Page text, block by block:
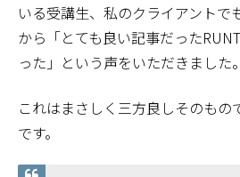
いる受講生、私のクライアントで
から「とても良い記事だった
った」という声をいただきました。
これはまさしく三方良しそのもの
です。